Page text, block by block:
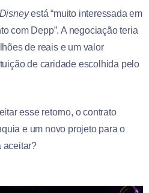
Disneyestá “muito interessada em
com Depp”. A negociação teria
de reais e um valor
de caridade escolhida pelo
esse retorno, o contrato
e um novo projeto para o
aceitar?